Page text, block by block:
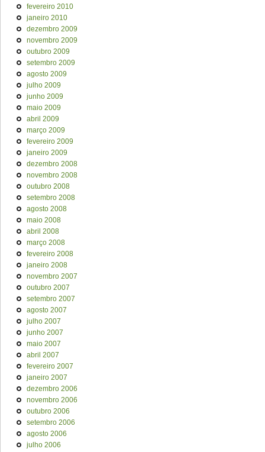
fevereiro 2010
janeiro 2010
dezembro 2009
novembro 2009
outubro 2009
setembro 2009
agosto 2009
julho 2009
junho 2009
maio 2009
abril 2009
março 2009
fevereiro 2009
janeiro 2009
dezembro 2008
novembro 2008
outubro 2008
setembro 2008
agosto 2008
maio 2008
abril 2008
março 2008
fevereiro 2008
janeiro 2008
novembro 2007
outubro 2007
setembro 2007
agosto 2007
julho 2007
junho 2007
maio 2007
abril 2007
fevereiro 2007
janeiro 2007
dezembro 2006
novembro 2006
outubro 2006
setembro 2006
agosto 2006
julho 2006